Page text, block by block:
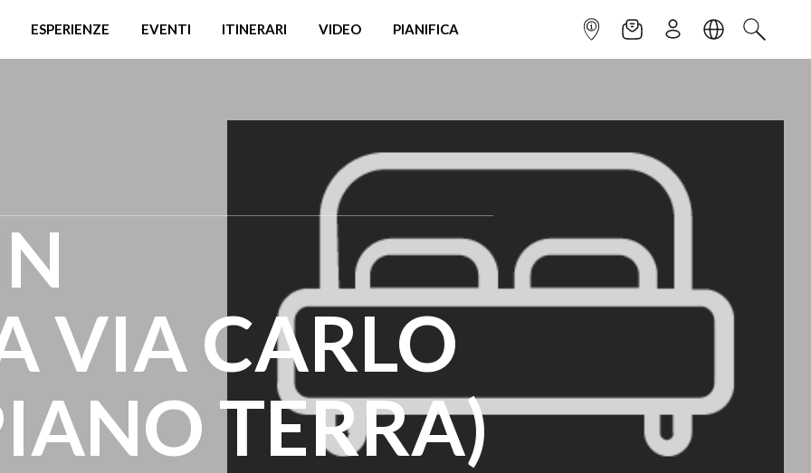
ESPERIENZE EVENTI ITINERARI VIDEO PIANIFICA INFOPOINTNEWSLETTER
ISCRIVITILINGUACERCA
VIA CARLO
TERRA)